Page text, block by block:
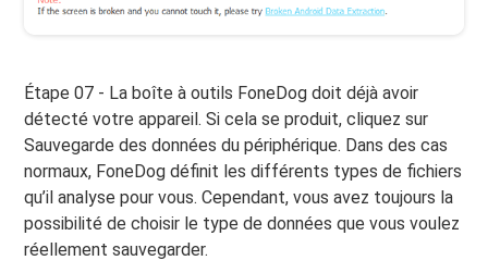
Étape 07 - La boîte à outils FoneDog doit déjà avoir
détecté votre appareil. Si cela se produit, cliquez sur
Sauvegarde des données du périphérique. Dans des cas
normaux, FoneDog définit les différents types de fichiers
qu’il analyse pour vous. Cependant, vous avez toujours la
possibilité de choisir le type de données que vous voulez
réellement sauvegarder.